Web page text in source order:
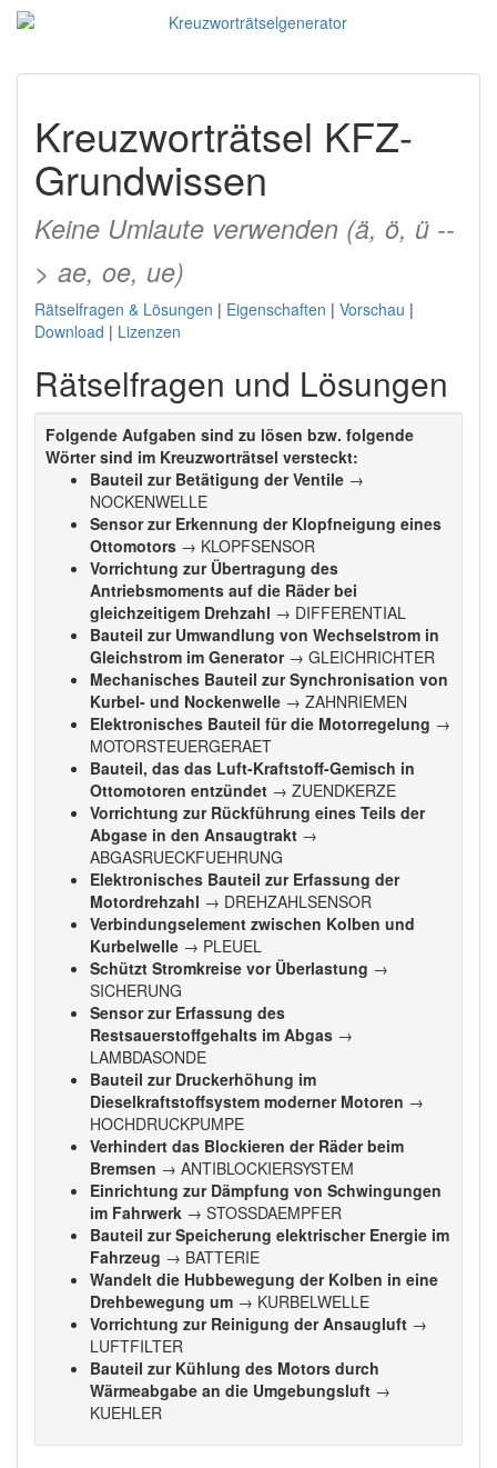
Kreuzworträtsel KFZ-
Grundwissen
Keine Umlaute verwenden (ä, ö, ü --
> ae, oe, ue)
Rätselfragen & Lösungen | Eigenschaften | Vorschau |
Download | Lizenzen
Rätselfragen und Lösungen
Folgende Aufgaben sind zu lösen bzw. folgende
Wörter sind im Kreuzworträtsel versteckt:
Bauteil zur Betätigung der Ventile →
NOCKENWELLE
Sensor zur Erkennung der Klopfneigung eines
Ottomotors → KLOPFSENSOR
Vorrichtung zur Übertragung des
Antriebsmoments auf die Räder bei
gleichzeitigem Drehzahl → DIFFERENTIAL
Bauteil zur Umwandlung von Wechselstrom in
Gleichstrom im Generator→ GLEICHRICHTER
Mechanisches Bauteil zur Synchronisation von
Kurbel- und Nockenwelle → ZAHNRIEMEN
Elektronisches Bauteil für die Motorregelung →
MOTORSTEUERGERAET
Bauteil, das das Luft-Kraftstoff-Gemisch in
Ottomotoren entzündet → ZUENDKERZE
Vorrichtung zur Rückführung eines Teils der
Abgase in den Ansaugtrakt →
ABGASRUECKFUEHRUNG
Elektronisches Bauteil zur Erfassung der
Motordrehzahl → DREHZAHLSENSOR
Verbindungselement zwischen Kolben und
Kurbelwelle → PLEUEL
Schützt Stromkreise vor Überlastung →
SICHERUNG
Sensor zur Erfassung des
Restsauerstoffgehalts im Abgas →
LAMBDASONDE
Bauteil zur Druckerhöhung im
Dieselkraftstoffsystem moderner Motoren →
HOCHDRUCKPUMPE
Verhindert das Blockieren der Räder beim
Bremsen → ANTIBLOCKIERSYSTEM
Einrichtung zur Dämpfung von Schwingungen
im Fahrwerk → STOSSDAEMPFER
Bauteil zur Speicherung elektrischer Energie im
Fahrzeug → BATTERIE
Wandelt die Hubbewegung der Kolben in eine
Drehbewegung um → KURBELWELLE
Vorrichtung zur Reinigung der Ansaugluft →
LUFTFILTER
Bauteil zur Kühlung des Motors durch
Wärmeabgabe an die Umgebungsluft →
KUEHLER